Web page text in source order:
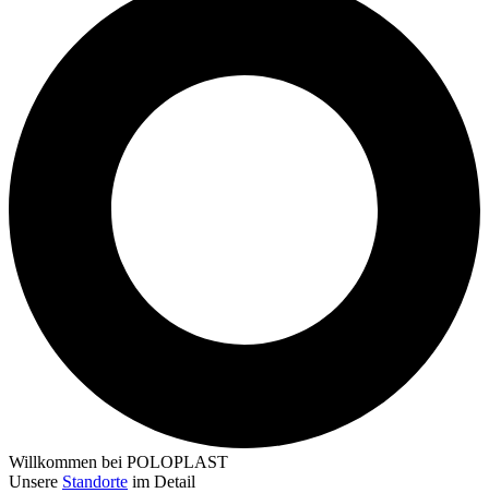
Willkommen bei POLOPLAST
Unsere Standorte im Detail